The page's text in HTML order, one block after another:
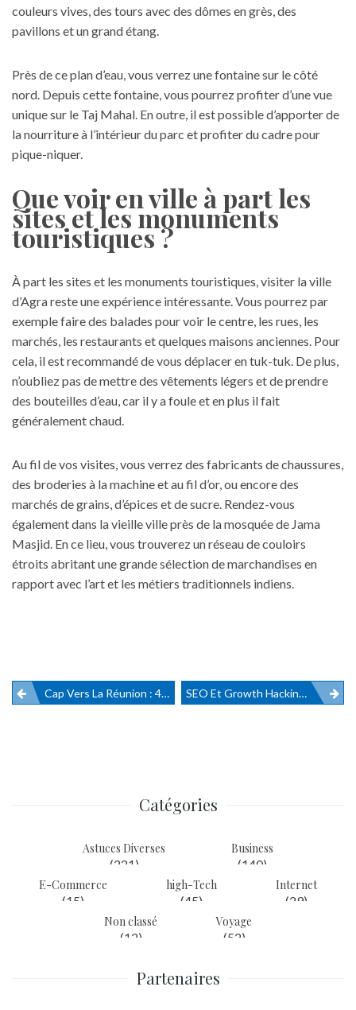
couleurs vives, des tours avec des dômes en grès, des
pavillons et un grand étang.
Près de ce plan d’eau, vous verrez une fontaine sur le côté
nord. Depuis cette fontaine, vous pourrez profiter d’une vue
unique sur le Taj Mahal. En outre, il est possible d’apporter de
la nourriture à l’intérieur du parc et profiter du cadre pour
pique-niquer.
Que voir en ville à part les
sites et les monuments
touristiques ?
À part les sites et les monuments touristiques, visiter la ville
d’Agra reste une expérience intéressante. Vous pourrez par
exemple faire des balades pour voir le centre, les rues, les
marchés, les restaurants et quelques maisons anciennes. Pour
cela, il est recommandé de vous déplacer en tuk-tuk. De plus,
n’oubliez pas de mettre des vêtements légers et de prendre
des bouteilles d’eau, car il y a foule et en plus il fait
généralement chaud.
Au fil de vos visites, vous verrez des fabricants de chaussures,
des broderies à la machine et au fil d’or, ou encore des
marchés de grains, d’épices et de sucre. Rendez-vous
également dans la vieille ville près de la mosquée de Jama
Masjid. En ce lieu, vous trouverez un réseau de couloirs
étroits abritant une grande sélection de marchandises en
rapport avec l’art et les métiers traditionnels indiens.
Navigation
Cap Vers La Réunion : 4 Activités Incontournables À Saint-Denis ? SEO Et Growth Hacking, Ce Qu’il Faut Savoir
Catégories
Astuces Diverses
(221)
Business
(140)
E-Commerce
(15)
high-Tech
(45)
Internet
(29)
Non classé
(12)
Voyage
(52)
Partenaires